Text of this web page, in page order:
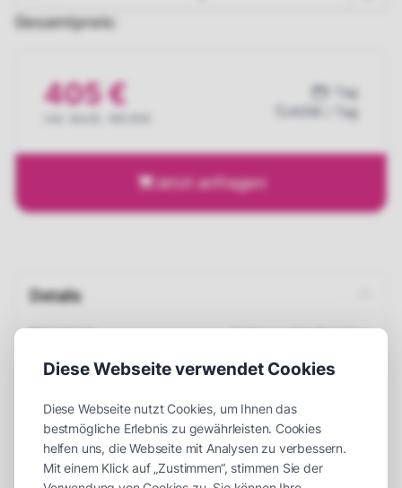
Gesamtpreis:
405 €
1 Tag
405€ / Tag
Jetzt anfragen
Details
Maße (LxBxH) 110 x 70 x 220 cm
Gewicht
Aufbauzeit 30 Minuten
Diese Webseite verwendet Cookies
Diese Webseite nutzt Cookies, um Ihnen das
bestmögliche Erlebnis zu gewährleisten. Cookies
helfen uns, die Webseite mit Analysen zu verbessern.
Mit einem Klick auf „Zustimmen“, stimmen Sie der